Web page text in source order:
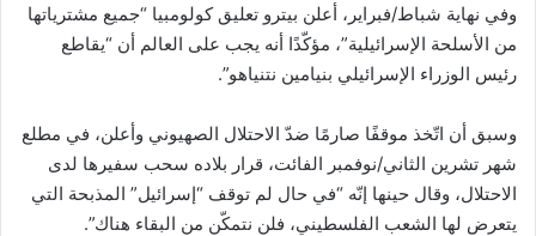
وفي نهاية شباط/فبراير، أعلن بيترو تعليق كولومبيا “جميع مشترياتها
من الأسلحة الإسرائيلية”، مؤكّدًا أنه يجب على العالم أن “يقاطع
رئيس الوزراء الإسرائيلي بنيامين نتنياهو”.
وسبق أن اتّخذ موقفًا صارمًا ضدّ الاحتلال الصهيوني وأعلن، في مطلع
شهر تشرين الثاني/نوفمبر الفائت، قرار بلاده سحب سفيرها لدى
الاحتلال، وقال حينها إنّه “في حال لم توقف “إسرائيل” المذبحة التي
يتعرض لها الشعب الفلسطيني، فلن نتمكّن من البقاء هناك”.